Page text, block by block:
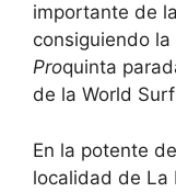
importante de
consiguiendo
Proquinta
de la World
En la potente
localidad de La